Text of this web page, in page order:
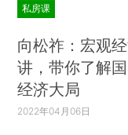
私房课
向松祚：宏观
讲，带你了解
经济大局
2022年04月06日